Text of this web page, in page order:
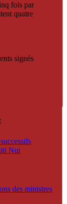
fois par
quatre
signés
Nui
des ministres